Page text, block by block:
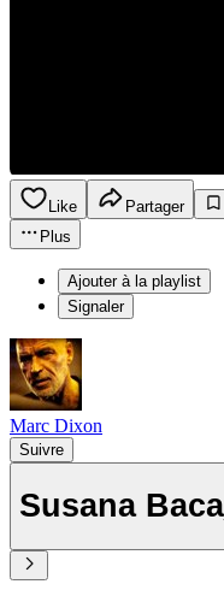
Like Partager
Plus
Ajouter à la playlist
Signaler
Marc Dixon
Suivre
Susana